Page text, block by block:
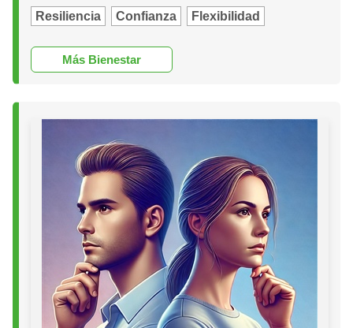
Resiliencia Confianza Flexibilidad
Más Bienestar